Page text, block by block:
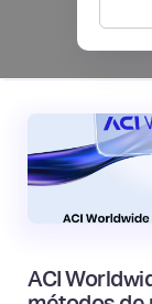
August6
ACI